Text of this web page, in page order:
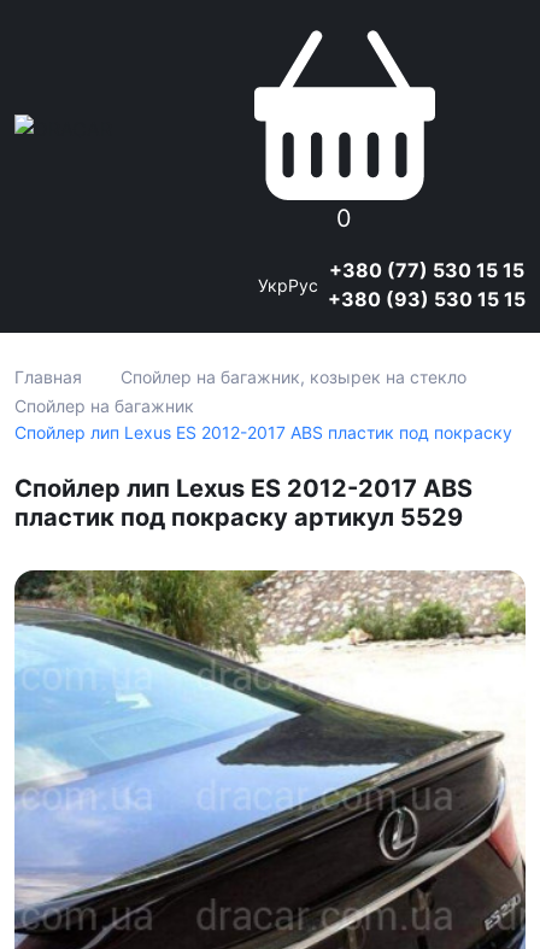
0
УкрРус
+380 (77) 530 15 15
+380 (93) 530 15 15
Главная
Спойлер на багажник, козырек на стекло
Спойлер на багажник
Спойлер лип Lexus ES 2012-2017 ABS пластик под покраску
Спойлер лип Lexus ES 2012-2017 ABS
пластик под покраску артикул 5529